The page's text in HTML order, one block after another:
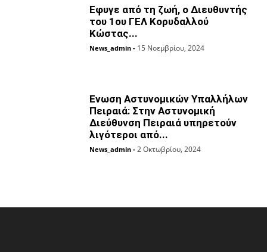
Εφυγε από τη ζωή, ο Διευθυντής
του 1ου ΓΕΛ Κορυδαλλού
Κώστας...
News_admin - 15 Νοεμβρίου, 2024
Ενωση Αστυνομικών Υπαλλήλων
Πειραιά: Στην Αστυνομική
Διεύθυνση Πειραιά υπηρετούν
λιγότεροι από...
News_admin - 2 Οκτωβρίου, 2024